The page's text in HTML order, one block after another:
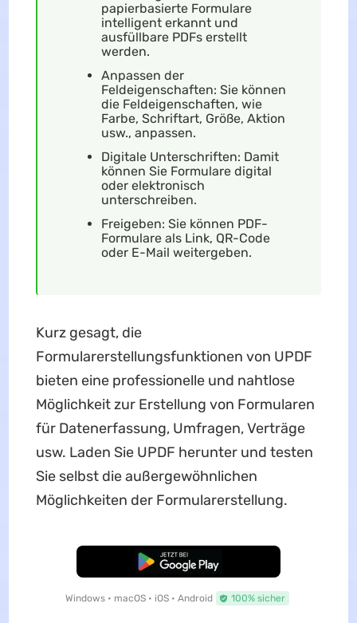
papierbasierte Formulare
intelligent erkannt und
ausfüllbare PDFs erstellt
werden.
Anpassen der
Feldeigenschaften: Sie können
die Feldeigenschaften, wie
Farbe, Schriftart, Größe, Aktion
usw., anpassen.
Digitale Unterschriften: Damit
können Sie Formulare digital
oder elektronisch
unterschreiben.
Freigeben: Sie können PDF-
Formulare als Link, QR-Code
oder E-Mail weitergeben.
Kurz gesagt, die
Formularerstellungsfunktionen von UPDF
bieten eine professionelle und nahtlose
Möglichkeit zur Erstellung von Formularen
für Datenerfassung, Umfragen, Verträge
usw. Laden Sie UPDF herunter und testen
Sie selbst die außergewöhnlichen
Möglichkeiten der Formularerstellung.
Kostenloser Download
Windows • macOS • iOS • Android 100% sicher